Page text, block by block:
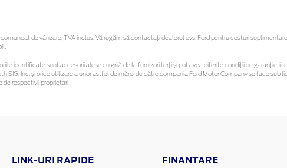
de vânzare, TVA inclus. Vă rugăm să contactaţi dealerul dvs. Ford pentru costuri
identificate sunt accesorii alese cu grijă de la furnizori terți și pot avea diferite condiții de
SIG, Inc. și orice utilizare a unor astfel de mărci de către compania Ford Motor Company se face
de respectivii proprietari
LINK-URI RAPIDE FINANTARE